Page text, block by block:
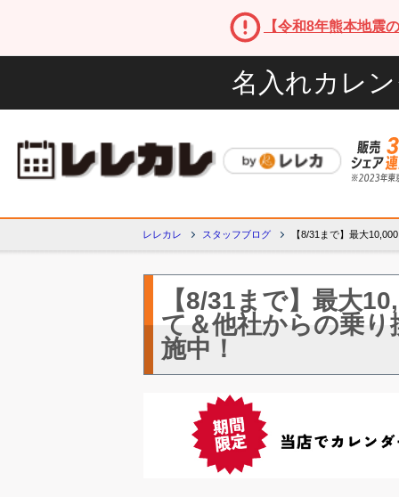
【令和8年熊本地震
名入れカレ
レレカレ スタッフブログ 【8/31まで】最大
【8/31まで】最大
て＆他社からの乗
施中！